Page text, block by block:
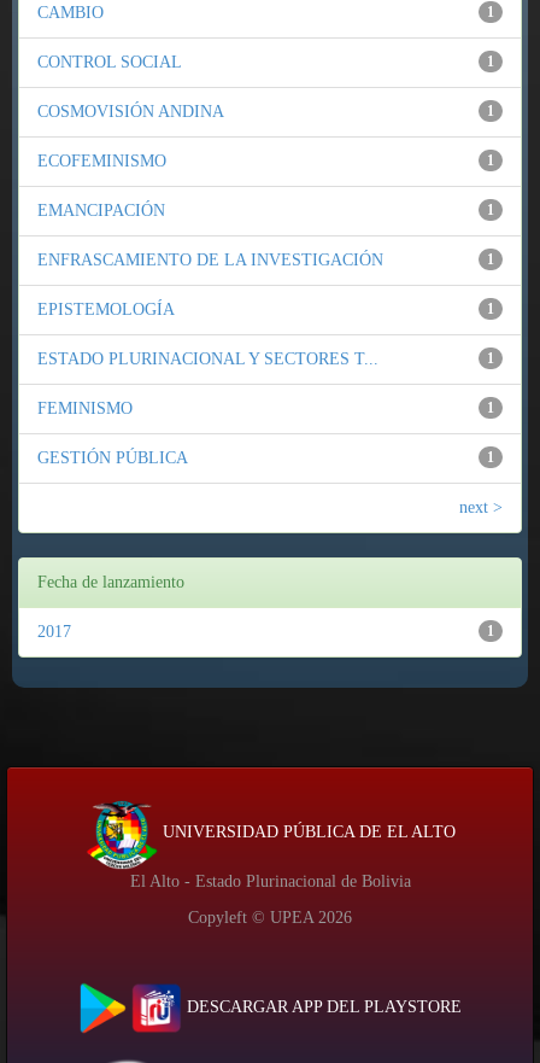
1
CAMBIO
1
CONTROL SOCIAL
1
COSMOVISIÓN ANDINA
1
ECOFEMINISMO
1
EMANCIPACIÓN
1
ENFRASCAMIENTO DE LA INVESTIGACIÓN
1
EPISTEMOLOGÍA
1
ESTADO PLURINACIONAL Y SECTORES T...
1
FEMINISMO
1
GESTIÓN PÚBLICA
next >
Fecha de lanzamiento
1
2017
UNIVERSIDAD PÚBLICA DE EL ALTO
El Alto - Estado Plurinacional de Bolivia
Copyleft © UPEA 2026
DESCARGAR APP DEL PLAYSTORE